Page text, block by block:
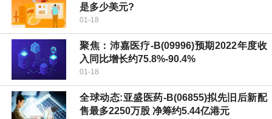
是多少美元?
01-18
聚焦：沛嘉医疗-B(09996)预期2022年度收
入同比增长约75.8%-90.4%
01-18
全球动态:亚盛医药-B(06855)拟先旧后新配
售最多2250万股 净筹约5.44亿港元